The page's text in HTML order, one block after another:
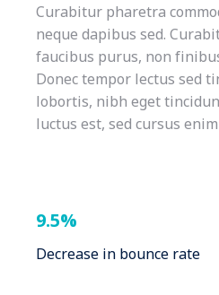
Curabitur pharetra
neque dapibus sed.
faucibus purus, non
Donec tempor lectus sed
lobortis, nibh eget
luctus est, sed cursus
9.5%
Decrease in bounce rate